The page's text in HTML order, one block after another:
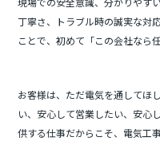
丁寧さ、トラブル時の誠実な対
ことで、初めて「この会社なら
お客様は、ただ電気を通してほ
い、安心して営業したい、安心
供する仕事だからこそ、電気工